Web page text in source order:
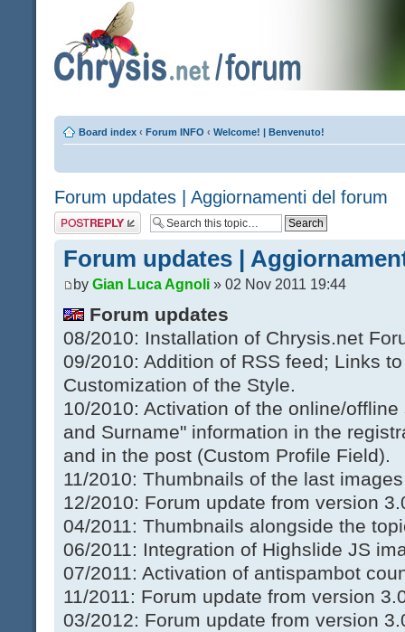
Board index ‹ Forum INFO ‹ Welcome! | Benvenuto!
Forum updates | Aggiornamenti del forum
Post a reply
Forum updates |
by Gian Luca Agnoli » 02 Nov 2011 19:44
Forum updates
08/2010: Installation of Chrysis.net
09/2010: Addition of RSS feed; Links
Customization of the Style.
10/2010: Activation of the online/
and Surname" information in the
and in the post (Custom Profile Field).
11/2010: Thumbnails of the last
12/2010: Forum update from version
04/2011: Thumbnails alongside the
06/2011: Integration of Highslide JS
07/2011: Activation of antispambot
11/2011: Forum update from version
03/2012: Forum update from version